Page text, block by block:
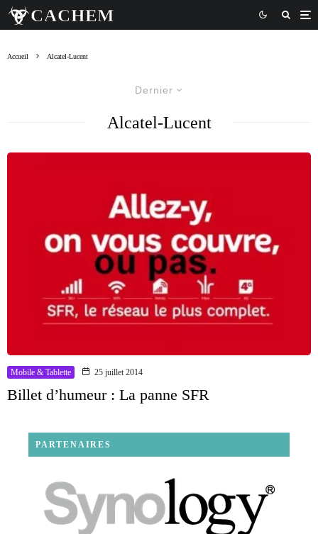
Accueil Alcatel-Lucent
Dernier
Alcatel-Lucent
Mobile & Tablette 25 juillet 2014
Billet d’humeur : La panne SFR
PARTENAIRES